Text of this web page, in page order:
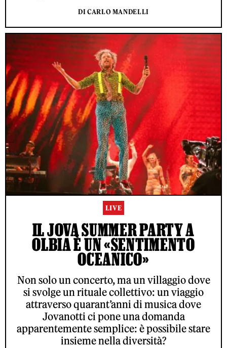
DI CARLO MANDELLI
LIVE
IL JOVA SUMMER PARTY A
OLBIA È UN «SENTIMENTO
OCEANICO»
Non solo un concerto, ma un villaggio dove
si svolge un rituale collettivo: un viaggio
attraverso quarant’anni di musica dove
Jovanotti ci pone una domanda
apparentemente semplice: è possibile stare
insieme nella diversità?